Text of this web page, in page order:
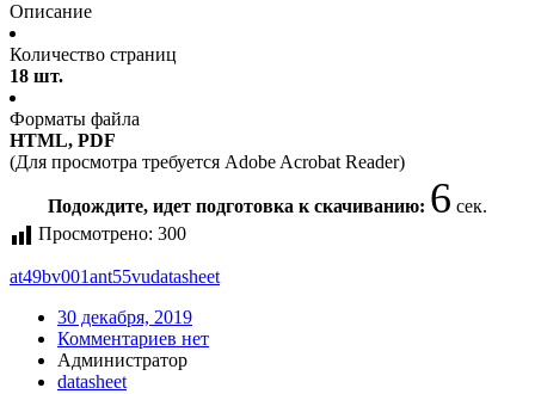
Описание
Количество страниц
18 шт.
Форматы файла
HTML, PDF
(Для просмотра требуется Adobe Acrobat Reader)
Подождите, идет подготовка к скачиванию: 6 сек.
Просмотрено: 300
at49bv001ant55vudatasheet
30 декабря, 2019
Комментариев нет
Администратор
datasheet